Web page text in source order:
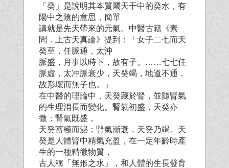
「癸」是說明其本質屬天干中的癸水，有
陽中之陰的意思，簡單
講就是先天帶來的元氣。中醫古籍《素
問．上古天真論》提到：「女子二七而天
癸至，任脈通，太沖
脈盛，月事以時下，故有子。……七七任
脈虛，太冲脈衰少，天癸竭，地道不通，
故形壞而無子也。」
在中醫的理論中，天癸藏於腎，並隨腎氣
的生理消長而變化。腎氣初盛，天癸亦
微；腎氣既盛，
天癸蓄極而泌；腎氣漸衰，天癸乃竭。天
癸是人體腎中精氣充盈，在一定年齡時產
生的一種精微物質，
古人稱「無形之水」，和人體的生長發育